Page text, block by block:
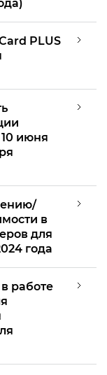
PLUS
июня
в
для
года
работе